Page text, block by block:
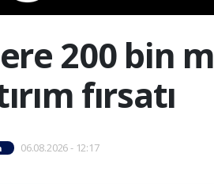
200 bin
fırsatı
06.08.2026 - 12:17